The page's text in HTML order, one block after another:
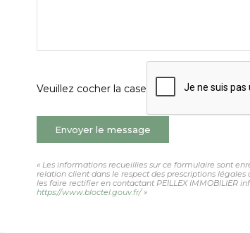
Veuillez cocher la case
Envoyer le message
« Les informations recueillies sur ce formulaire sont
relation client dans le respect des prescriptions
les faire rectifier en contactant PEILLEX IMMOBILIER
https://www.bloctel.gouv.fr/»